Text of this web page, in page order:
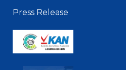
Press Release